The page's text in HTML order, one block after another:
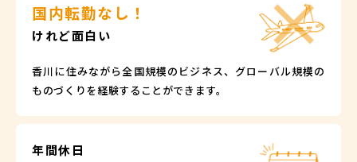
国内転勤なし！
けれど面白い
香川に住みながら全国規模のビジネス、グローバル規模の
ものづくりを経験することができます。
年間休日